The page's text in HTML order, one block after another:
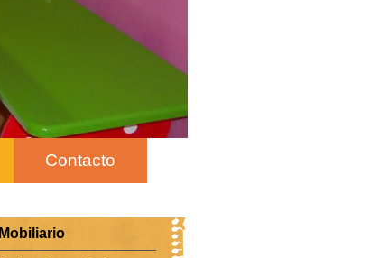
Contacto
Mobiliario